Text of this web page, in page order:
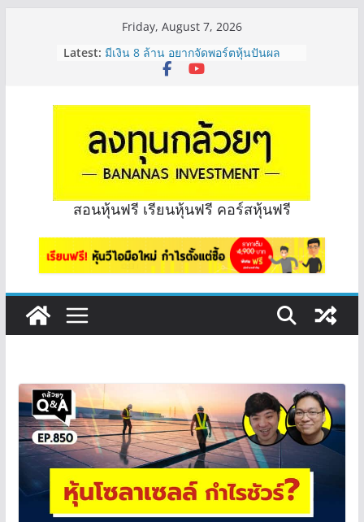
Friday, August 7, 2026
Latest: มีเงิน 8 ล้าน อยากจัดพอร์ตหุ้นปันผล
ระยะยาว อุตสาหกรรมไหนดี? | Q&A
หุ้นซอสภูเขาทอง Sauce เหมาะถือเป็น
หุ้นปันผลไหม? | Q&A กล้วยๆ EP.1166
OSP vs CBG vs ICHI ควร DCA ตัวไหน
ดี? | Q&A กล้วยๆ EP.1165
รีวิวงบกลุ่ม Bank หุ้นไหนเหมาะถือเอา
“ปันผล” | EP.175
จะเลือกหุ้นแต่ละตัว ต้องดู Short –
Long ของหุ้นตัวนั้นๆไหมคะ? | Q&A
สอนหุ้นฟรี เรียนหุ้นฟรี คอร์สหุ้นฟรี